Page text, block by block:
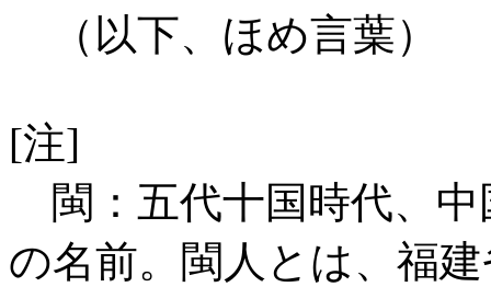
（以下、ほめ言葉）
[注]
閩：五代十国時代、中
の名前。閩人とは、福